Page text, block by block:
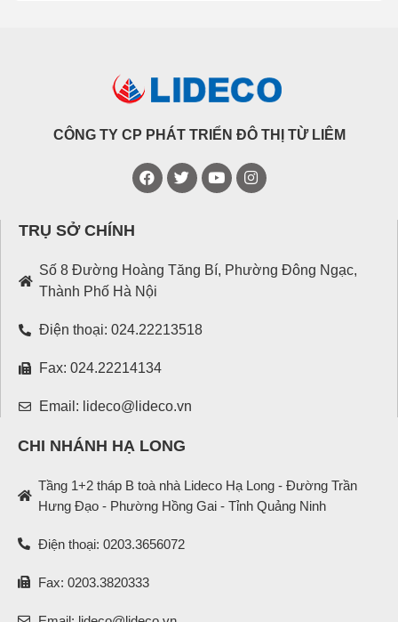
CÔNG TY CP PHÁT TRIỂN ĐÔ THỊ TỪ LIÊM
TRỤ SỞ CHÍNH
Số 8 Đường Hoàng Tăng Bí, Phường Đông Ngạc,
Thành Phố Hà Nội
Điện thoại: 024.22213518
Fax: 024.22214134
Email: lideco@lideco.vn
CHI NHÁNH HẠ LONG
Tầng 1+2 tháp B toà nhà Lideco Hạ Long - Đường Trần
Hưng Đạo - Phường Hồng Gai - Tỉnh Quảng Ninh
Điện thoại: 0203.3656072
Fax: 0203.3820333